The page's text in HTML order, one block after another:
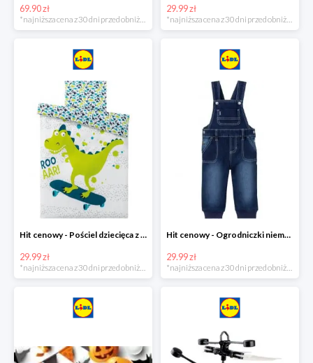
69.90 zł
*najniższa cena z 30 dni przed obniżką
29.99 zł
*najniższa cena z 30 dni przed obniżką
Hit cenowy - Pościel dziecięca z biobawełny renforcé
29.99 zł
Hit cenowy - Ogrodniczki niemowlęce
29.99 zł